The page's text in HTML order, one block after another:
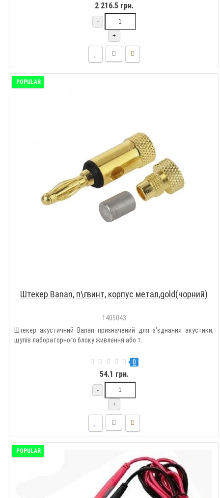
2 216.5 грн.
-
+
POPULAR
Штекер Banan, п\гвинт, корпус метал,gold(чорний)
1405043
Штекер акустичний Banan призначений для з'єднання акустики,
щупів лабораторного блоку живлення або т..
0
54.1 грн.
-
+
POPULAR